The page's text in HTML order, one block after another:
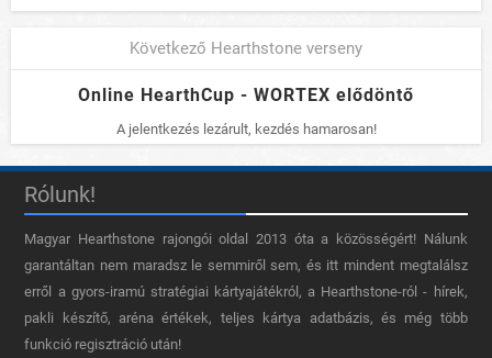
Következő Hearthstone verseny
Online HearthCup - WORTEX elődöntő
A jelentkezés lezárult, kezdés hamarosan!
Rólunk!
Magyar Hearthstone​ rajongói oldal 2013 óta a közösségért! Nálunk
garantáltan nem maradsz le semmiről sem, és itt mindent megtalálsz
erről a gyors-iramú stratégiai kártyajátékról, a Hearthstone-ról - hírek,
pakli készítő, aréna értékek, teljes kártya adatbázis, és még több
funkció regisztráció után!